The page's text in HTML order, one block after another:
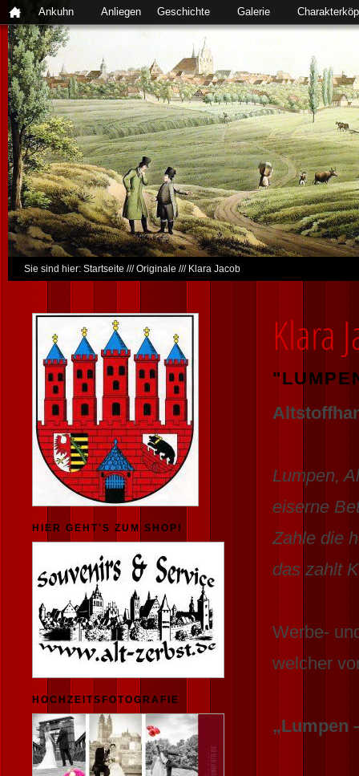
Ankuhn Anliegen Geschichte Galerie
Sie sind hier: Startseite ///Originale /// Klara Jacob
Klara
Lumpen,
eiserne
Zahle die
das zahlt
Werbe-
welcher
„Lumpen
HIER GEHT'S ZUM SHOP!
HOCHZEITSFOTOGRAFIE